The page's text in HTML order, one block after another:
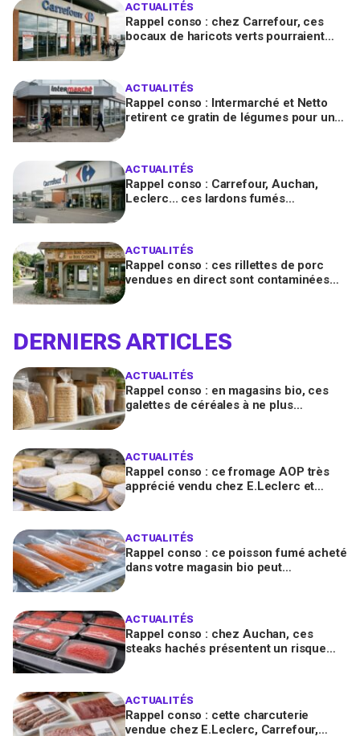
ACTUALITÉS
Rappel conso : chez Carrefour, ces
bocaux de haricots verts pourraient
ACTUALITÉS
Rappel conso : Intermarché et Netto
retirent ce gratin de légumes pour un
ACTUALITÉS
Rappel conso : Carrefour, Auchan,
Leclerc... ces lardons fumés
ACTUALITÉS
Rappel conso : ces rillettes de porc
vendues en direct sont contaminées
DERNIERS ARTICLES
ACTUALITÉS
Rappel conso : en magasins bio, ces
galettes de céréales à ne plus
ACTUALITÉS
Rappel conso : ce fromage AOP très
apprécié vendu chez E.Leclerc et
ACTUALITÉS
Rappel conso : ce poisson fumé acheté
dans votre magasin bio peut
ACTUALITÉS
Rappel conso : chez Auchan, ces
steaks hachés présentent un risque
ACTUALITÉS
Rappel conso : cette charcuterie
vendue chez E.Leclerc, Carrefour,